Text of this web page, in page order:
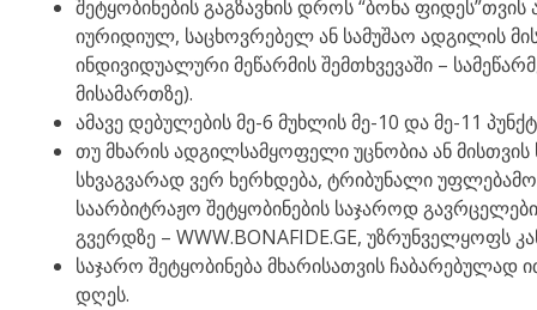
შეტყობინების გაგზავნის დროს “ბონა
იურიდიულ, საცხოვრებელ ან სამუშაო ადგილის
ინდივიდუალური მეწარმის შემთხვევაში –
მისამართზე).
ამავე დებულების მე-6 მუხლის მე-10 და მე-11
თუ მხარის ადგილსამყოფელი უცნობია ან მისთვის
სხვაგვარად ვერ ხერხდება, ტრიბუნალი
საარბიტრაჟო შეტყობინების საჯაროდ
გვერდზე – WWW.BONAFIDE.GE, უზრუნველყოფს
საჯარო შეტყობინება მხარისათვის ჩაბარებულად
დღეს.